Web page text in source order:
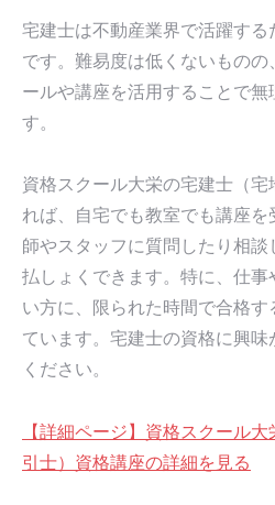
宅建士は不動産業界で活躍す
です。難易度は低くないものの
ールや講座を活用することで無
す。
資格スクール大栄の宅建士（
れば、自宅でも教室でも講座
師やスタッフに質問したり相
払しょくできます。特に、仕
い方に、限られた時間で合格
ています。宅建士の資格に興
ください。
【詳細ページ】資格スクール
引士）資格講座の詳細を見る